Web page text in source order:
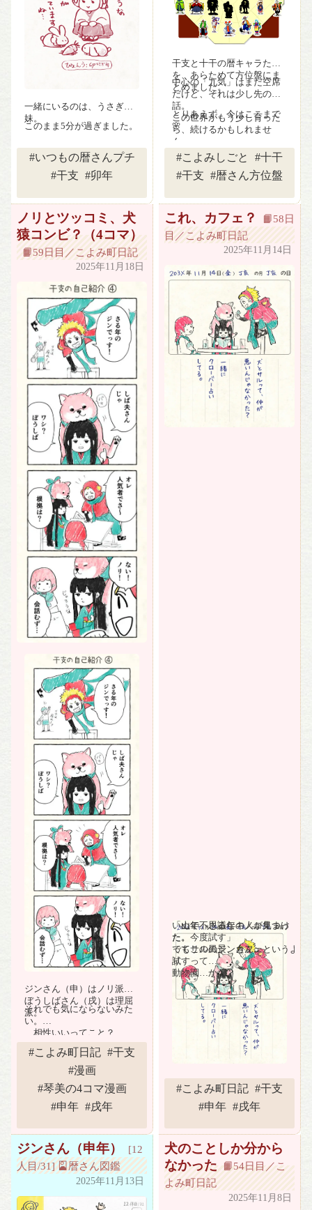
一緒にいるのは、うさぎ姉
妹。
このまま5分が過ぎました。
#いつもの暦さんプチ
#干支
#卯年
干支と十干の暦キャラたち
を、あらためて方位盤にま
とめました。
中心の「九気」はまだ空席
だけど、それは少し先の
話。
この世界がもう少し育った
ら、続けるかもしれませ
ん。
とりあえず、今はここまで
🌸
#こよみしごと
#十干
#干支
#暦さん方位盤
ノリとツッコミ、犬
猿コンビ？（4コマ）
📙59日目／こよみ町日記
2025年11月18日
ジンさん（申）はノリ派。
ぼうしばさん（戌）は理屈
派。
それでも気にならないみた
い。
…相性いいってこと？
#こよみ町日記 #干支
#漫画
#琴美の4コマ漫画
#申年 #戌年
これ、カフェ？
📙58日
目／こよみ町日記
2025年11月14日
いぬ年、さる年の人が集まっ
た。
でもこの風景、カフェというよ
り
動物園…かな？
「山で不思議なキノコ見つけ
た。今度試す」
ってサルのジンさん。
試すって…。
#こよみ町日記 #干支
#申年 #戌年
ジンさん（申年）
[12
人目/31] 🎴暦さん図鑑
2025年11月13日
犬のことしか分から
なかった 📙54日目／こ
よみ町日記
2025年11月8日